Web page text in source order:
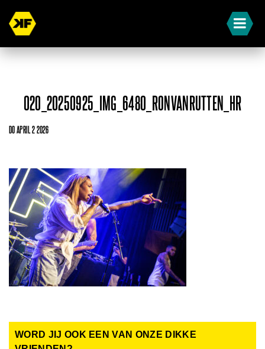
020_20250925_IMG_6480_RONVANRUTTEN_HR
DO APRIL 2 2026
WORD JIJ OOK EEN VAN ONZE DIKKE